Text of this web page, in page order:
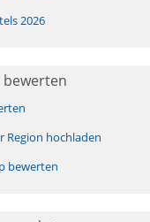
2026
Region hochladen
bewerten